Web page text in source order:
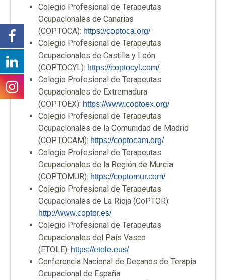
Colegio Profesional de Terapeutas
Ocupacionales de Canarias
(COPTOCA): https://coptoca.org/
Colegio Profesional de Terapeutas
Ocupacionales de Castilla y León
(COPTOCYL): https://coptocyl.com/
Colegio Profesional de Terapeutas
Ocupacionales de Extremadura
(COPTOEX): https://www.coptoex.org/
Colegio Profesional de Terapeutas
Ocupacionales de la Comunidad de Madrid
(COPTOCAM): https://coptocam.org/
Colegio Profesional de Terapeutas
Ocupacionales de la Región de Murcia
(COPTOMUR): https://coptomur.com/
Colegio Profesional de Terapeutas
Ocupacionales de La Rioja (CoPTOR):
http://www.coptor.es/
Colegio Profesional de Terapeutas
Ocupacionales del País Vasco
(ETOLE): https://etole.eus/
Conferencia Nacional de Decanos de Terapia
Ocupacional de España